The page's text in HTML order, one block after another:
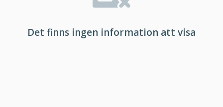
Det finns ingen information att visa